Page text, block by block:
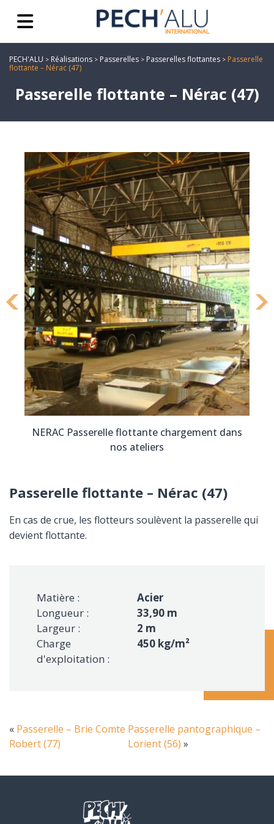
PECH'ALU > Réalisations > Passerelles > Passerelles flottantes > Passerelle
flottante – Nérac (47)
Passerelle flottante – Nérac (47)
NERAC Passerelle flottante chargement dans
nos ateliers
Passerelle flottante – Nérac (47)
En cas de crue, les flotteurs soulèvent la passerelle qui
devient flottante.
Matière :
Acier
Longueur :
33,90 m
Largeur :
2 m
Charge
d'exploitation :
450 kg/m²
« Passerelle – Brie Comte
Robert (77)
Passerelle pantographique –
Lorient (56) »